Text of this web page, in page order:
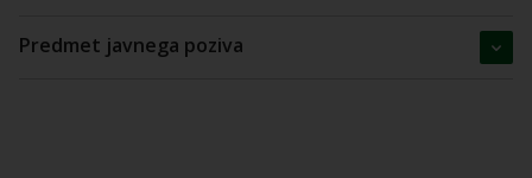
Predmet javnega poziva